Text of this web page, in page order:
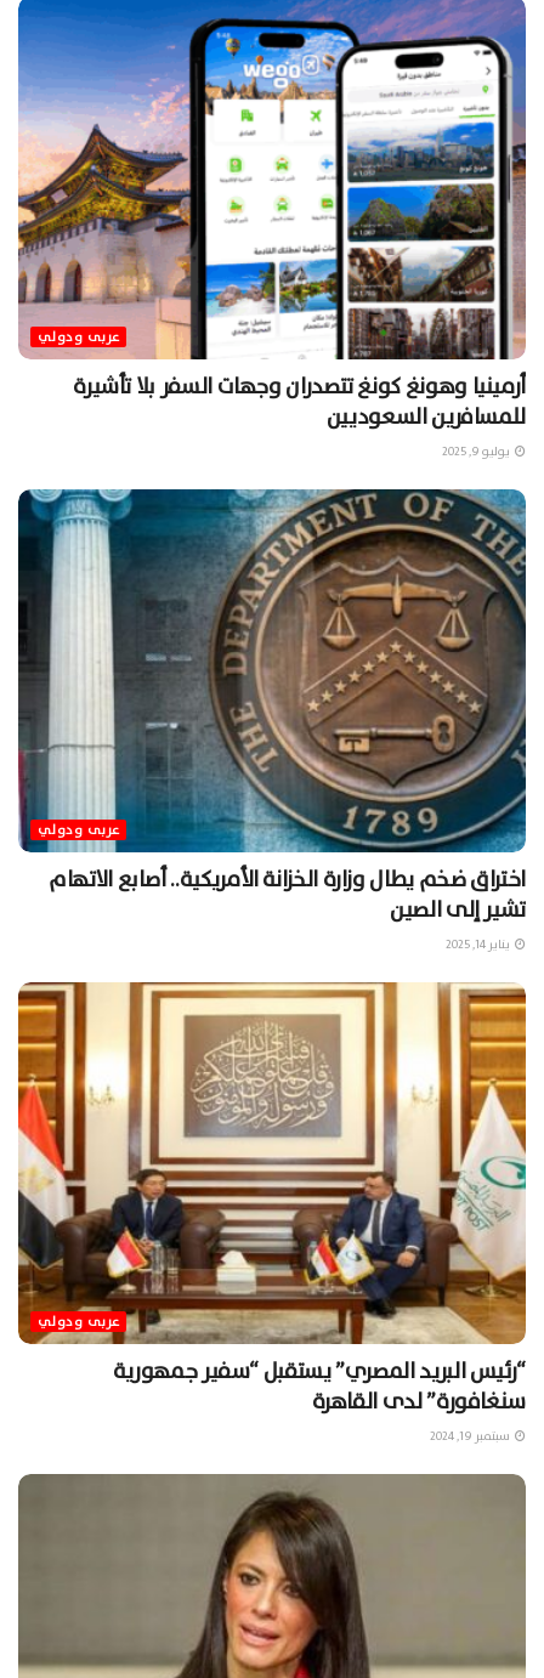
عربى ودولي
أرمينيا وهونغ كونغ تتصدران وجهات السفر بلا تأشيرة
للمسافرين السعوديين
يوليو 9, 2025
عربى ودولي
اختراق ضخم يطال وزارة الخزانة الأمريكية.. أصابع الاتهام
تشير إلى الصين
يناير 14, 2025
عربى ودولي
“رئيس البريد المصري” يستقبل “سفير جمهورية
سنغافورة” لدى القاهرة
سبتمبر 19, 2024